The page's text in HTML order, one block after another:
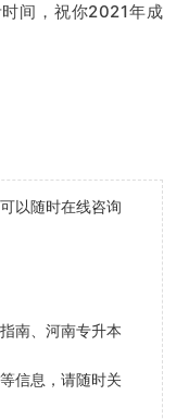
间，祝你2021年成
以随时在线咨询
南、河南专升本
信息，请随时关